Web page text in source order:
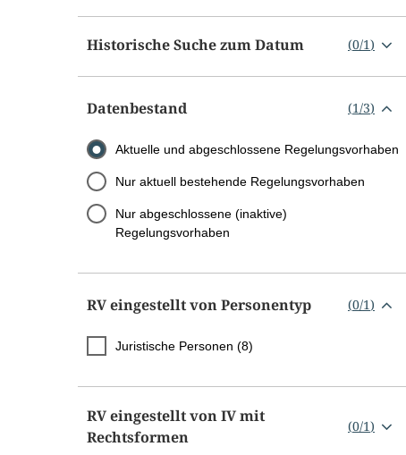
Historische Suche zum Datum (0/1)
Datenbestand (1/3)
Aktuelle und abgeschlossene Regelungsvorhaben
Nur aktuell bestehende Regelungsvorhaben
Nur abgeschlossene (inaktive)
Regelungsvorhaben
RV eingestellt von Personentyp (0/1)
Juristische Personen (8)
RV eingestellt von IV mit
Rechtsformen
(0/1)